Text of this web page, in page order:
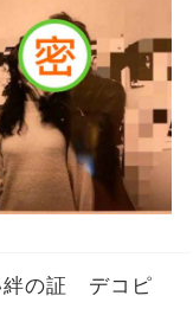
絆の証 デコピ